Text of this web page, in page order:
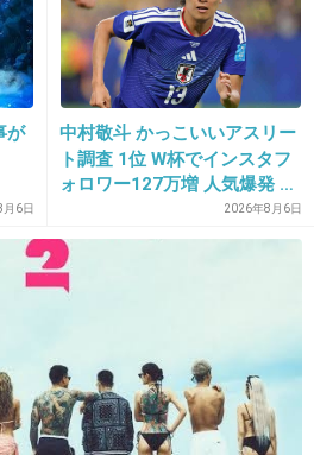
がら娘とおしゃべりして
思いっきり切った前髪を
ゃみした動きではさみの先
。
さんに頼っています。トラ
+24 -5
が
6日
中村敬斗 かっこいいアスリー
ト調査 1位 W杯でインスタフ
ォロワー127万増 人気爆発 …
2位 高橋藍 3位 大谷翔平2026年8月6日